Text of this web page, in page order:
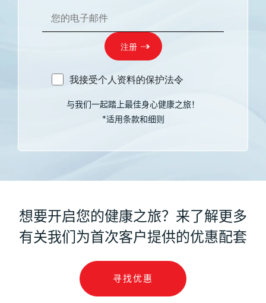
我接受个人资料的保护法令
与我们一起踏上最佳身心健康之旅！
*适用条款和细则
想要开启您的健康之旅？来了解更多
有关我们为首次客户提供的优惠配套
寻找优惠